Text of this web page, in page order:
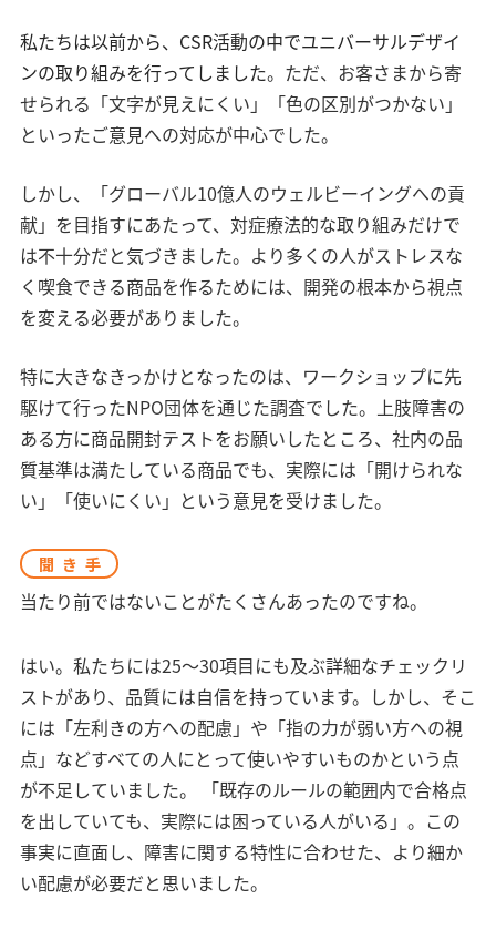
私たちは以前から、CSR活動の中でユニバーサルデザイ
ンの取り組みを行ってしました。ただ、お客さまから寄
せられる「文字が見えにくい」「色の区別がつかない」
といったご意見への対応が中心でした。
しかし、「グローバル10億人のウェルビーイングへの貢
献」を目指すにあたって、対症療法的な取り組みだけで
は不十分だと気づきました。より多くの人がストレスな
く喫食できる商品を作るためには、開発の根本から視点
を変える必要がありました。
特に大きなきっかけとなったのは、ワークショップに先
駆けて行ったNPO団体を通じた調査でした。上肢障害の
ある方に商品開封テストをお願いしたところ、社内の品
質基準は満たしている商品でも、実際には「開けられな
い」「使いにくい」という意見を受けました。
聞き手
当たり前ではないことがたくさんあったのですね。
はい。私たちには25〜30項目にも及ぶ詳細なチェックリ
ストがあり、品質には自信を持っています。しかし、そこ
には「左利きの方への配慮」や「指の力が弱い方への視
点」などすべての人にとって使いやすいものかという点
が不足していました。 「既存のルールの範囲内で合格点
を出していても、実際には困っている人がいる」。この
事実に直面し、障害に関する特性に合わせた、より細か
い配慮が必要だと思いました。